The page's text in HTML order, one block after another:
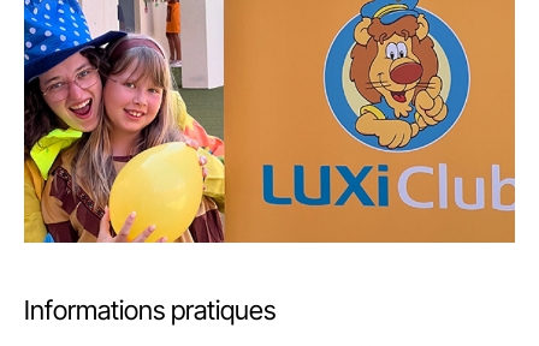
Informations pratiques